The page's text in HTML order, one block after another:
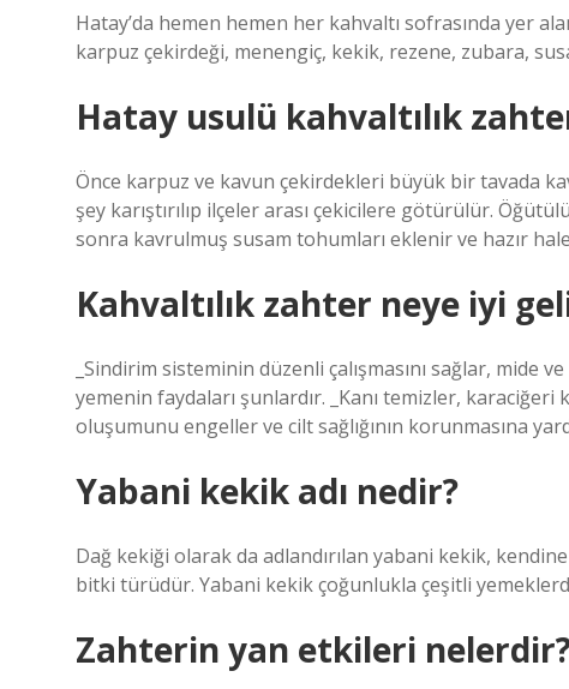
Hatay’da hemen hemen her kahvaltı sofrasında yer
karpuz çekirdeği, menengiç, kekik, rezene, zubara,
Hatay usulü kahvaltılık
Önce karpuz ve kavun çekirdekleri büyük bir tavada
şey karıştırılıp ilçeler arası çekicilere götürülür.
sonra kavrulmuş susam tohumları eklenir ve hazır
Kahvaltılık zahter neye iyi
_Sindirim sisteminin düzenli çalışmasını sağlar, mide
yemenin faydaları şunlardır. _Kanı temizler,
oluşumunu engeller ve cilt sağlığının korunmasına
Yabani kekik adı nedir?
Dağ kekiği olarak da adlandırılan yabani kekik,
bitki türüdür. Yabani kekik çoğunlukla çeşitli
Zahterin yan etkileri